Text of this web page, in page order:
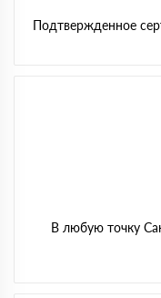
Подтвержденное
В любую точку